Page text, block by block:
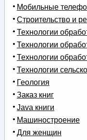
Мобильные
Строительство и
Технологии
Технологии
Технологии
Технологии
Геология
Заказ книг
Java книги
Машиностроение
Для женщин